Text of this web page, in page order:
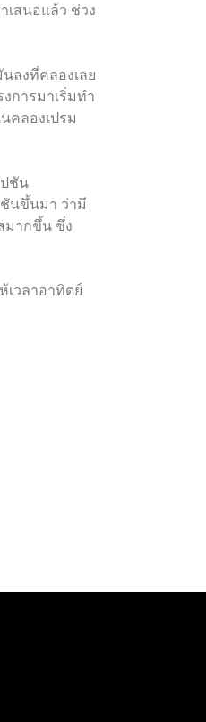
เสนอแล้ว ช่วง
ลงที่คลองเลย
การมาเริ่มทำ
คลองเปรม
ปชัน
นขึ้นมา ว่ามี
มากขึ้น ซึ่ง
เวลาอาทิตย์